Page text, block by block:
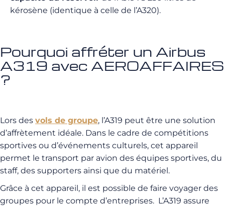
kérosène (identique à celle de l’A320).
Pourquoi affréter un Airbus
A319 avec AEROAFFAIRES
?
Lors des vols de groupe, l’A319 peut être une solution
d’affrètement idéale. Dans le cadre de compétitions
sportives ou d’événements culturels, cet appareil
permet le transport par avion des équipes sportives, du
staff, des supporters ainsi que du matériel.
Grâce à cet appareil, il est possible de faire voyager des
groupes pour le compte d’entreprises. L’A319 assure